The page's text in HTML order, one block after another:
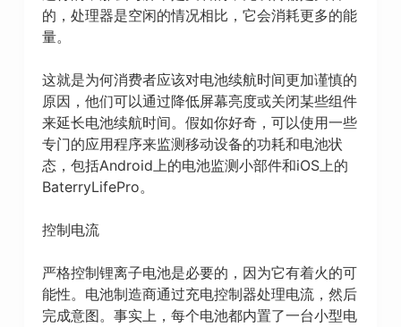
的，处理器是空闲的情况相比，它会消耗更多的能
量。
这就是为何消费者应该对电池续航时间更加谨慎的
原因，他们可以通过降低屏幕亮度或关闭某些组件
来延长电池续航时间。假如你好奇，可以使用一些
专门的应用程序来监测移动设备的功耗和电池状
态，包括Android上的电池监测小部件和iOS上的
BaterryLifePro。
控制电流
严格控制锂离子电池是必要的，因为它有着火的可
能性。电池制造商通过充电控制器处理电流，然后
完成意图。事实上，每个电池都内置了一台小型电